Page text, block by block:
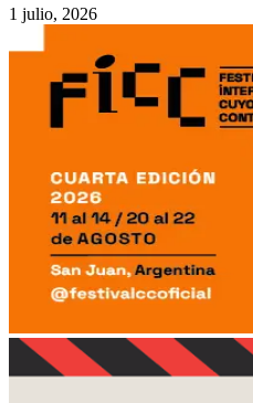
1 julio, 2026